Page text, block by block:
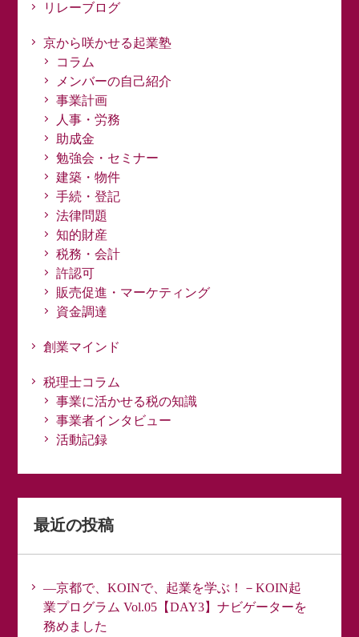
リレーブログ
京から咲かせる起業塾
コラム
メンバーの自己紹介
事業計画
人事・労務
助成金
勉強会・セミナー
建築・物件
手続・登記
法律問題
知的財産
税務・会計
許認可
販売促進・マーケティング
資金調達
創業マインド
税理士コラム
事業に活かせる税の知識
事業者インタビュー
活動記録
最近の投稿
―京都で、KOINで、起業を学ぶ！－KOIN起
業プログラム Vol.05【DAY3】ナビゲーターを
務めました